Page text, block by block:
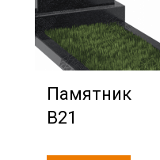
Памятник
В21